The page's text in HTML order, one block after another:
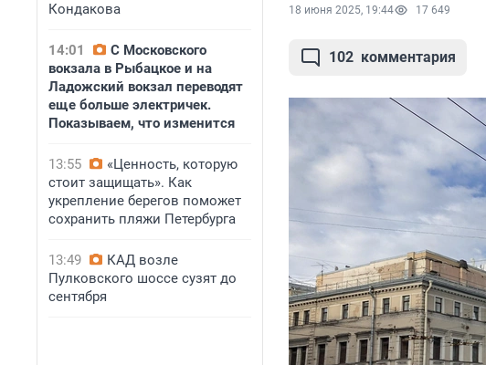
Кондакова
14:01
С Московского
вокзала в Рыбацкое и на
Ладожский вокзал переводят
еще больше электричек.
Показываем, что изменится
13:55
«Ценность, которую
стоит защищать». Как
укрепление берегов поможет
сохранить пляжи Петербурга
13:49
КАД возле
Пулковского шоссе сузят до
сентября
18 июня 2025, 19:44 17 649
102 комментария